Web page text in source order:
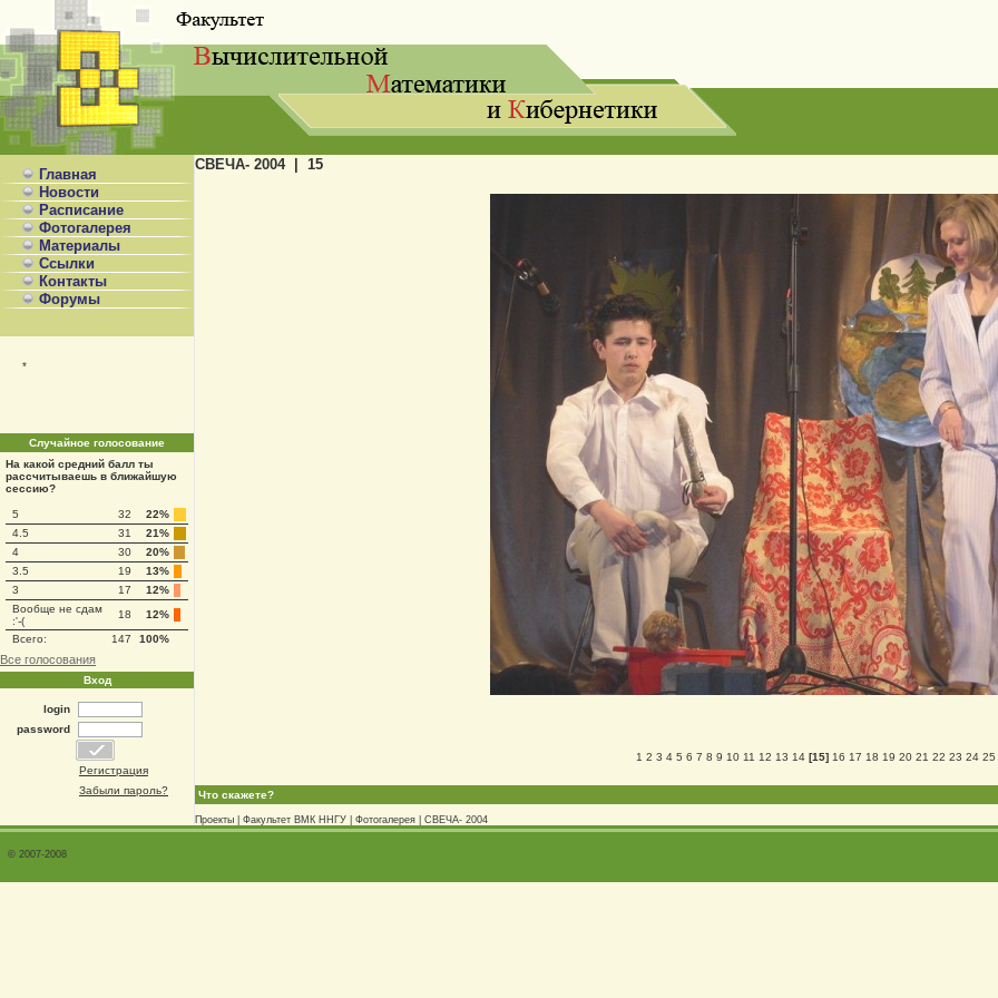
Главная
Новости
Расписание
Фотогалерея
Материалы
Ссылки
Контакты
Форумы
*
СВЕЧА- 2004 | 15
1 2 3 4 5 6 7 8 9 10 11 12 13 14 [15] 16 17 18 19 20 21 22 23 24 25
Что скажете?
Проекты Факультет ВМК ННГУ Фотогалерея СВЕЧА- 2004
Случайное голосование
На какой средний балл ты
рассчитываешь в ближайшую
сессию?
5 32
22%
4.5
31
21%
4
30
20%
3.5
19
13%
3
17
12%
Вообще не сдам
:'-(
18
12%
Всего:
147 100%
Все голосования
Вход
login
password
Регистрация
Забыли пароль?
© 2007-2008